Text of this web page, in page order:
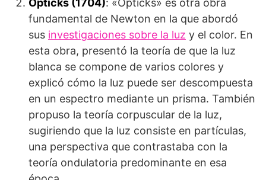
Opticks (1704): «Opticks» es otra obra
fundamental de Newton en la que abordó
sus investigaciones sobre la luz y el color. En
esta obra, presentó la teoría de que la luz
blanca se compone de varios colores y
explicó cómo la luz puede ser descompuesta
en un espectro mediante un prisma. También
propuso la teoría corpuscular de la luz,
sugiriendo que la luz consiste en partículas,
una perspectiva que contrastaba con la
teoría ondulatoria predominante en esa